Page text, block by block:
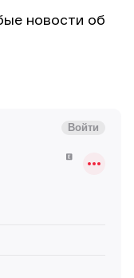
новости об